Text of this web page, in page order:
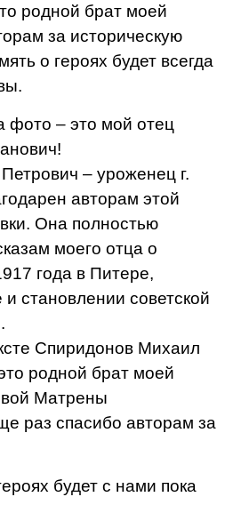
родной брат моей
за историческую
о героях будет всегда
фото – это мой отец
– уроженец г.
авторам этой
Она полностью
моего отца о
года в Питере,
становлении советской
Спиридонов Михаил
родной брат моей
Матрены
раз спасибо авторам за
будет с нами пока